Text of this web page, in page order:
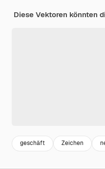
Diese Vektoren könnten
geschäft Zeichen